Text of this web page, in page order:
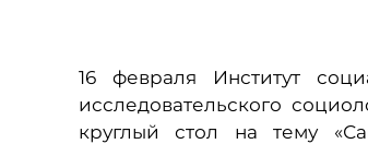
16 февраля Институт
исследовательского
круглый стол на тему